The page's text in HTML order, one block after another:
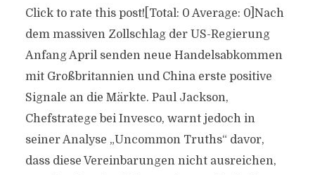
Click to rate this post![Total: 0 Average: 0]Nach
dem massiven Zollschlag der US-Regierung
Anfang April senden neue Handelsabkommen
mit Großbritannien und China erste positive
Signale an die Märkte. Paul Jackson,
Chefstratege bei Invesco, warnt jedoch in
seiner Analyse „Uncommon Truths“ davor,
dass diese Vereinbarungen nicht ausreichen,